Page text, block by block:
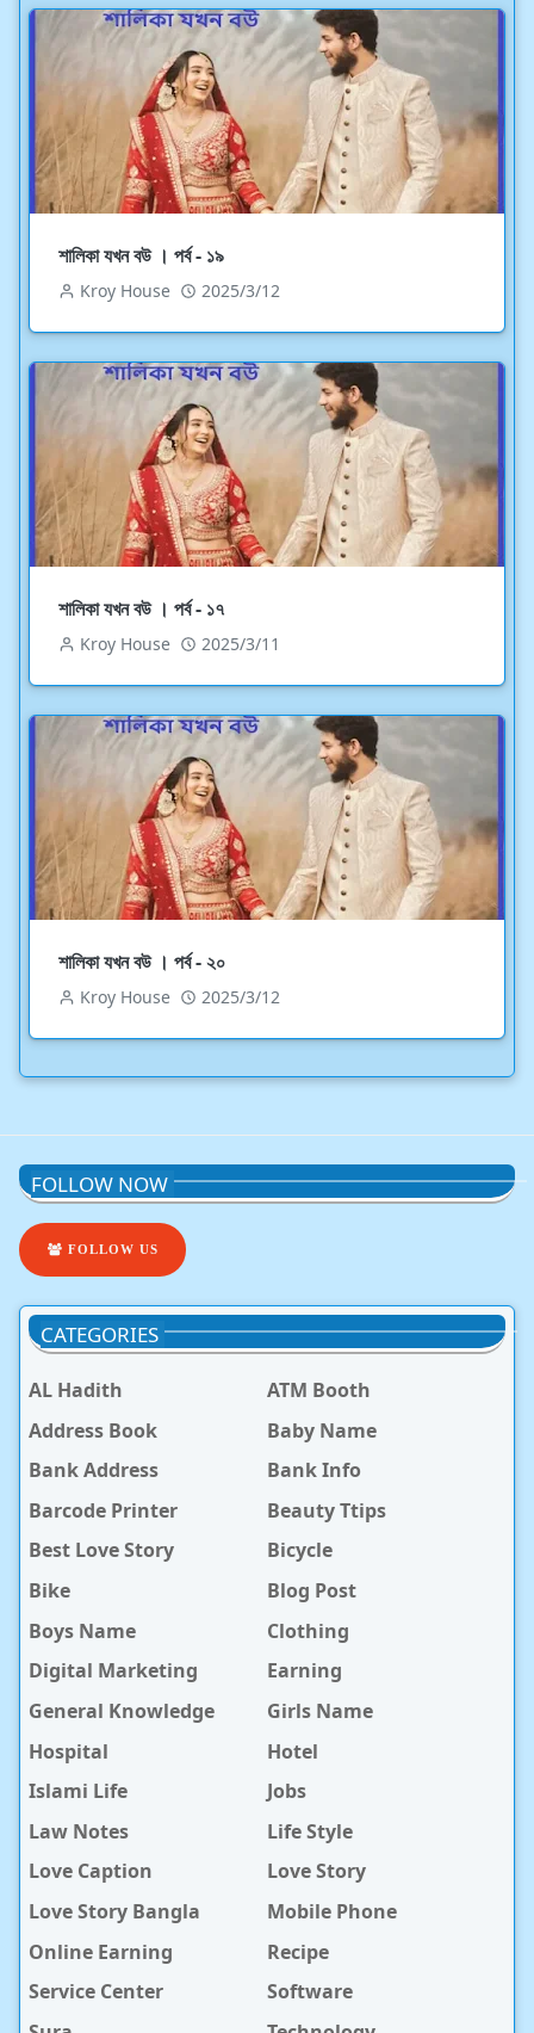
শালিকা যখন বউ । পর্ব - ১৯
Kroy House 2025/3/12
শালিকা যখন বউ । পর্ব - ১৭
Kroy House 2025/3/11
শালিকা যখন বউ । পর্ব - ২০
Kroy House 2025/3/12
FOLLOW NOW
FOLLOW US
CATEGORIES
AL Hadith
ATM Booth
Address Book
Baby Name
Bank Address
Bank Info
Barcode Printer
Beauty Ttips
Best Love Story
Bicycle
Bike
Blog Post
Boys Name
Clothing
Digital Marketing
Earning
General Knowledge
Girls Name
Hospital
Hotel
Islami Life
Jobs
Law Notes
Life Style
Love Caption
Love Story
Love Story Bangla
Mobile Phone
Online Earning
Recipe
Service Center
Software